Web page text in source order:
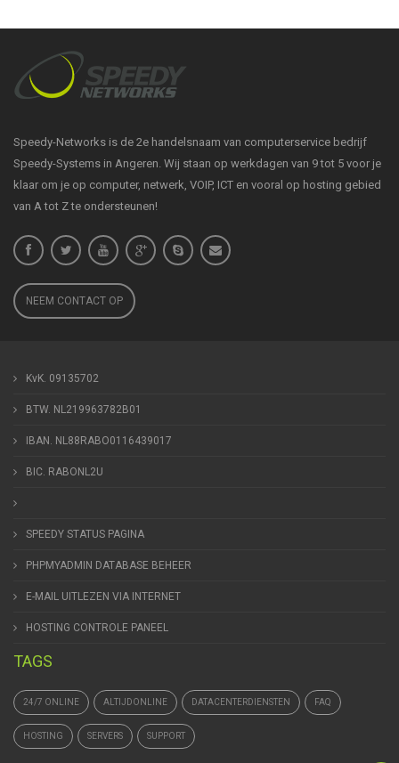
Speedy-Networks is de 2e handelsnaam van computerservice bedrijf
Speedy-Systems in Angeren. Wij staan op werkdagen van 9 tot 5 voor je
klaar om je op computer, netwerk, VOIP, ICT en vooral op hosting gebied
van A tot Z te ondersteunen!
NEEM CONTACT OP
KvK. 09135702
BTW. NL219963782B01
IBAN. NL88RABO0116439017
BIC. RABONL2U
SPEEDY STATUS PAGINA
PHPMYADMIN DATABASE BEHEER
E-MAIL UITLEZEN VIA INTERNET
HOSTING CONTROLE PANEEL
TAGS
24/7 ONLINE ALTIJDONLINE DATACENTERDIENSTEN FAQ
HOSTING SERVERS SUPPORT